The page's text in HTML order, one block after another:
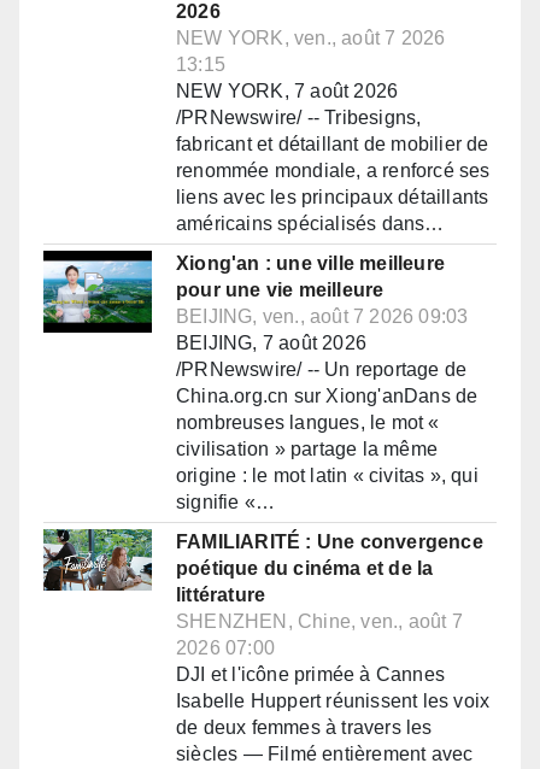
2026
NEW YORK, ven., août 7 2026
13:15
NEW YORK, 7 août 2026
/PRNewswire/ -- Tribesigns,
fabricant et détaillant de mobilier de
renommée mondiale, a renforcé ses
liens avec les principaux détaillants
américains spécialisés dans…
Xiong'an : une ville meilleure
pour une vie meilleure
BEIJING, ven., août 7 2026 09:03
BEIJING, 7 août 2026
/PRNewswire/ -- Un reportage de
China.org.cn sur Xiong'anDans de
nombreuses langues, le mot «
civilisation » partage la même
origine : le mot latin « civitas », qui
signifie «…
FAMILIARITÉ : Une convergence
poétique du cinéma et de la
littérature
SHENZHEN, Chine, ven., août 7
2026 07:00
DJI et l'icône primée à Cannes
Isabelle Huppert réunissent les voix
de deux femmes à travers les
siècles — Filmé entièrement avec